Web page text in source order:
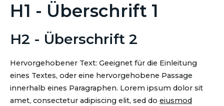
H1 - Überschrift 1
H2 - Überschrift 2
Hervorgehobener Text: Geeignet für die Einleitung
eines Textes, oder eine hervorgehobene Passage
innerhalb eines Paragraphen. Lorem ipsum dolor sit
amet, consectetur adipiscing elit, sed do eiusmod